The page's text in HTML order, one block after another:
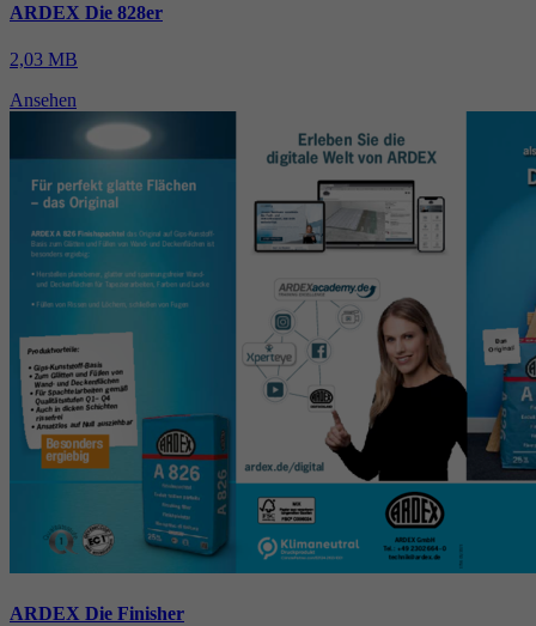
ARDEX Die 828er
2,03 MB
Ansehen
ARDEX Die Finisher